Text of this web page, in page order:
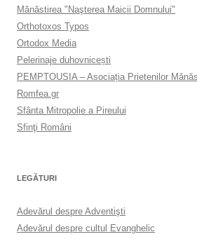
Mănăstirea "Naşterea Maicii Domnului"
Orthotoxos Typos
Ortodox Media
Pelerinaje duhovnicești
PEMPTOUSIA – Asociația Prietenilor
Romfea.gr
Sfânta Mitropolie a Pireului
Sfinţi Români
LEGĂTURI
Adevărul despre Adventişti
Adevărul despre cultul Evanghelic